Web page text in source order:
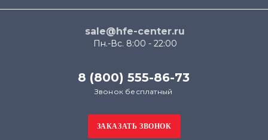
sale@hfe-center.ru
Пн.-Вс. 8:00 - 22:00
8 (800) 555-86-73
Звонок бесплатный